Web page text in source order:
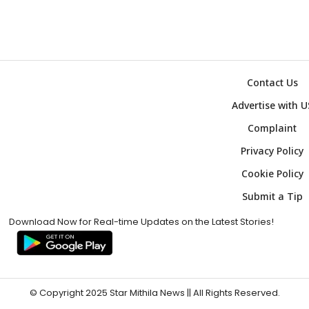
Contact Us
Advertise with
Complaint
Privacy Policy
Cookie Policy
Submit a Tip
Download Now for Real-time Updates on the Latest Stories!
© Copyright 2025 Star Mithila News || All Rights Reserved.